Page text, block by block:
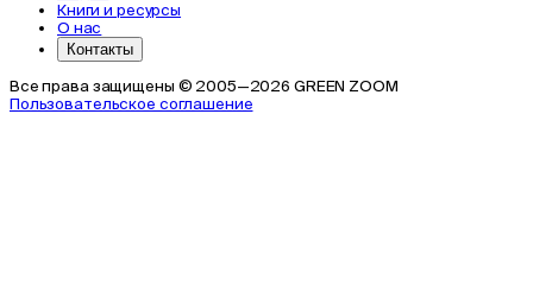
Книги и ресурсы
О нас
Контакты
Все права защищены © 2005—2026 GREEN ZOOM
Пользовательское соглашение